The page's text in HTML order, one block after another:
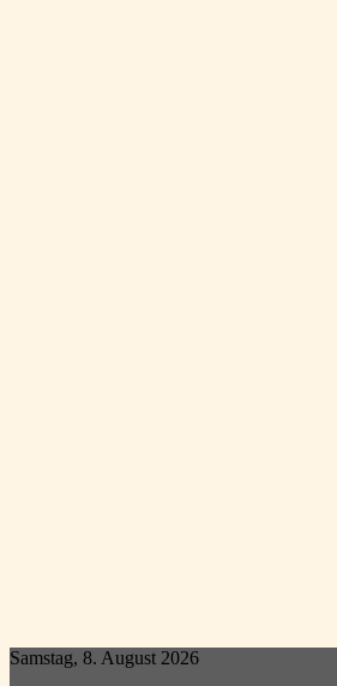
Samstag, 8. August 2026